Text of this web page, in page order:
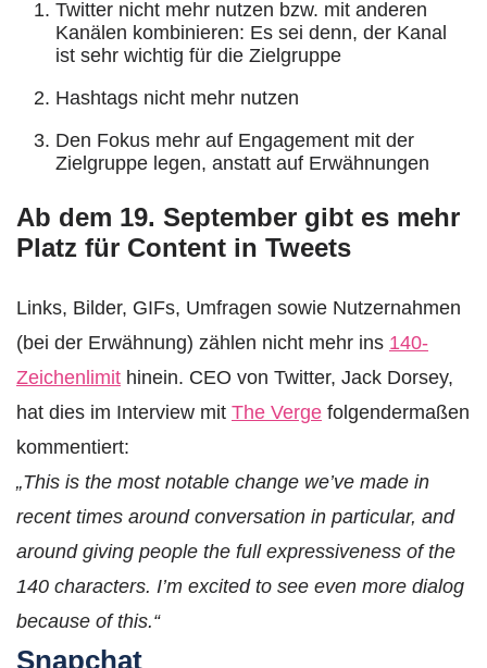
Twitter nicht mehr nutzen bzw. mit anderen
Kanälen kombinieren: Es sei denn, der Kanal
ist sehr wichtig für die Zielgruppe
Hashtags nicht mehr nutzen
Den Fokus mehr auf Engagement mit der
Zielgruppe legen, anstatt auf Erwähnungen
Ab dem 19. September gibt es mehr
Platz für Content in Tweets
Links, Bilder, GIFs, Umfragen sowie Nutzernahmen
(bei der Erwähnung) zählen nicht mehr ins 140-
Zeichenlimit hinein. CEO von Twitter, Jack Dorsey,
hat dies im Interview mit The Verge folgendermaßen
kommentiert:
„This is the most notable change we’ve made in
recent times around conversation in particular, and
around giving people the full expressiveness of the
140 characters. I’m excited to see even more dialog
because of this.“
Snapchat